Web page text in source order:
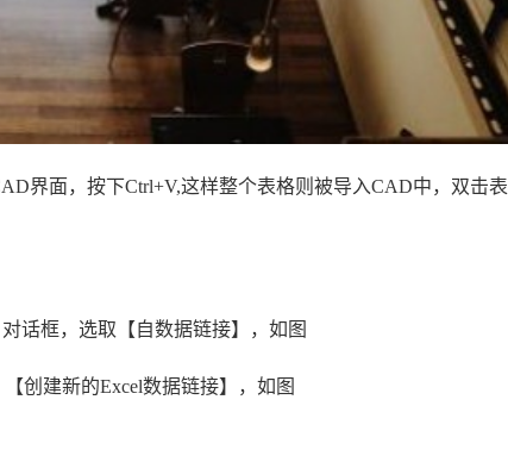
界面，按下Ctrl+V,这样整个表格则被导入CAD中，双击表
话框，选取【自数据链接】，如图
创建新的Excel数据链接】，如图